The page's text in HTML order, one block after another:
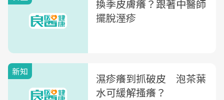
換季皮膚癢？跟著中醫師
擺脫溼疹
新知
濕疹癢到抓破皮 泡茶葉
水可緩解搔癢？